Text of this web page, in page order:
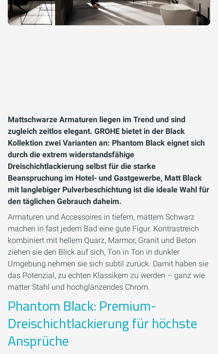
Mattschwarze Armaturen liegen im Trend und sind
zugleich zeitlos elegant. GROHE bietet in der Black
Kollektion zwei Varianten an: Phantom Black eignet sich
durch die extrem widerstandsfähige
Dreischichtlackierung selbst für die starke
Beanspruchung im Hotel- und Gastgewerbe, Matt Black
mit langlebiger Pulverbeschichtung ist die ideale Wahl für
den täglichen Gebrauch daheim.
Armaturen und Accessoires in tiefem, mattem Schwarz
machen in fast jedem Bad eine gute Figur. Kontrastreich
kombiniert mit hellem Quarz, Marmor, Granit und Beton
ziehen sie den Blick auf sich, Ton in Ton in dunkler
Umgebung nehmen sie sich subtil zurück. Damit haben sie
das Potenzial, zu echten Klassikern zu werden – ganz wie
matter Stahl und hochglänzendes Chrom.
Phantom Black: Premium-
Dreischichtlackierung für höchste
Ansprüche